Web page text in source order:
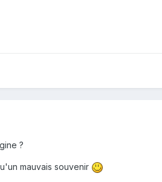
?
mauvais souvenir